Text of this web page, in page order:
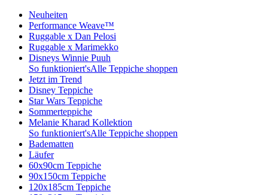
Neuheiten
Performance Weave™
Ruggable x Dan Pelosi
Ruggable x Marimekko
Disneys Winnie Puuh
So funktioniert'sAlle Teppiche shoppen
Jetzt im Trend
Disney Teppiche
Star Wars Teppiche
Sommerteppiche
Melanie Kharad Kollektion
So funktioniert'sAlle Teppiche shoppen
Badematten
Läufer
60x90cm Teppiche
90x150cm Teppiche
120x185cm Teppiche